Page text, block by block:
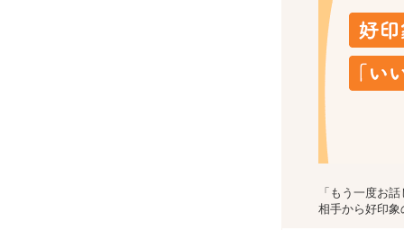
「もう一度お
相手から好印